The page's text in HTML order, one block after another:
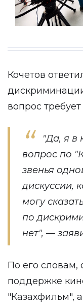
Кочетов
вопрос
"Да, я в
вопрос по
звенья
дискуссии,
могу
по
нет", —
По его
поддержке
"Казахфильм",